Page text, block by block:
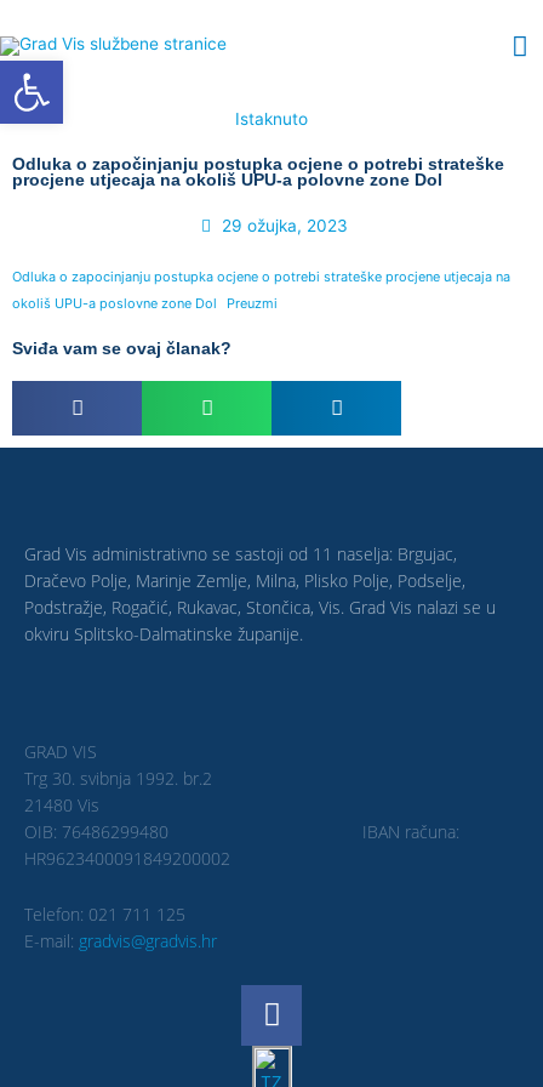
to
content
Istaknuto
Odluka o započinjanju postupka ocjene o potrebi strateške
procjene utjecaja na okoliš UPU-a polovne zone Dol
29 ožujka, 2023
Odluka o zapocinjanju postupka ocjene o potrebi strateške procjene utjecaja na
okoliš UPU-a poslovne zone Dol
Preuzmi
Sviđa vam se ovaj članak?
Grad Vis administrativno se sastoji od 11 naselja: Brgujac,
Dračevo Polje, Marinje Zemlje, Milna, Plisko Polje, Podselje,
Podstražje, Rogačić, Rukavac, Stončica, Vis. Grad Vis nalazi se u
okviru Splitsko-Dalmatinske županije.
GRAD VIS
Trg 30. svibnja 1992. br.2
21480 Vis
OIB: 76486299480 IBAN računa:
HR9623400091849200002
Telefon: 021 711 125
E-mail: gradvis@gradvis.hr
F
a
c
Open toolbar